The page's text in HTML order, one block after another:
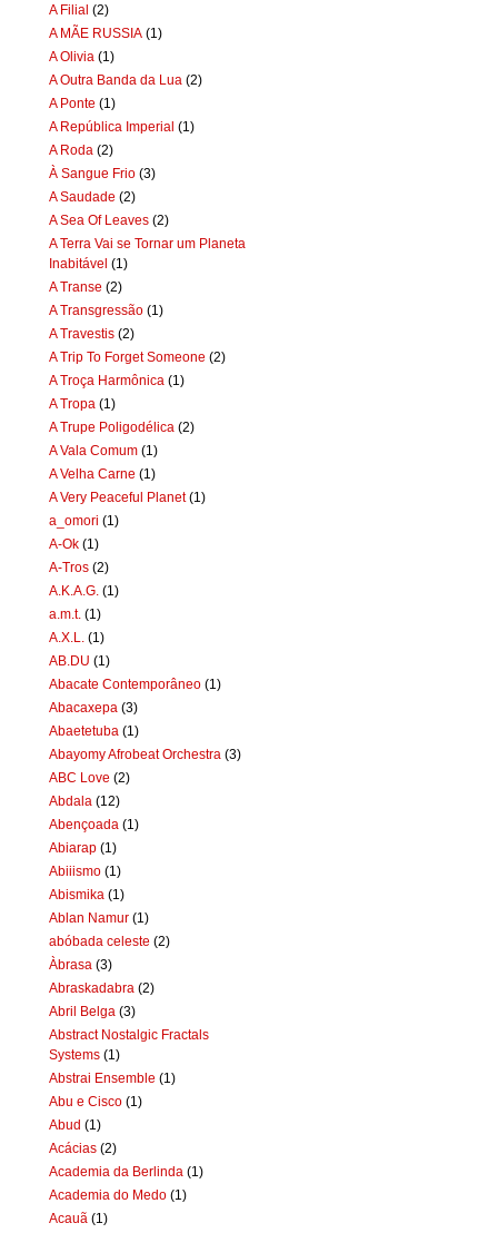
A Filial (2)
A MÃE RUSSIA (1)
A Olivia (1)
A Outra Banda da Lua (2)
A Ponte (1)
A República Imperial (1)
A Roda (2)
À Sangue Frio (3)
A Saudade (2)
A Sea Of Leaves (2)
A Terra Vai se Tornar um Planeta
Inabitável (1)
A Transe (2)
A Transgressão (1)
A Travestis (2)
A Trip To Forget Someone (2)
A Troça Harmônica (1)
A Tropa (1)
A Trupe Poligodélica (2)
A Vala Comum (1)
A Velha Carne (1)
A Very Peaceful Planet (1)
a_omori (1)
A-Ok (1)
A-Tros (2)
A.K.A.G. (1)
a.m.t. (1)
A.X.L. (1)
AB.DU (1)
Abacate Contemporâneo (1)
Abacaxepa (3)
Abaetetuba (1)
Abayomy Afrobeat Orchestra (3)
ABC Love (2)
Abdala (12)
Abençoada (1)
Abiarap (1)
Abiiismo (1)
Abismika (1)
Ablan Namur (1)
abóbada celeste (2)
Àbrasa (3)
Abraskadabra (2)
Abril Belga (3)
Abstract Nostalgic Fractals
Systems (1)
Abstrai Ensemble (1)
Abu e Cisco (1)
Abud (1)
Acácias (2)
Academia da Berlinda (1)
Academia do Medo (1)
Acauã (1)